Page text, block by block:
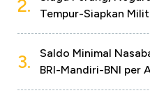
2.
Tempur-Siapkan
3.
Saldo Minimal
BRI-Mandiri-BNI per